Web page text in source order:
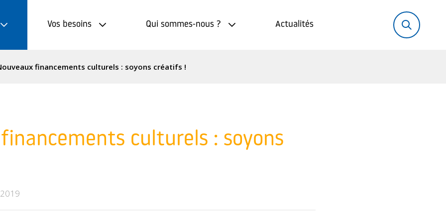
Vos besoins Qui sommes-nous ? Actualités
Rechercher:
financements culturels : soyons créatifs !
culturels : soyons